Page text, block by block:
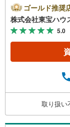
ayボーナ
キャンペ
学予約を
ahoo！
ナスラ
料のご
ゴールド推奨
株式会社東宝ハウ
5.0
取り扱い